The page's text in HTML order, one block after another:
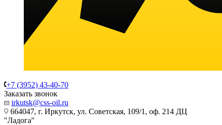
+7 (3952) 43-40-70
Заказать звонок
irkutsk@css-oil.ru
664047, г. Иркутск, ул. Советская, 109/1, оф. 214 ДЦ
"Ладога"